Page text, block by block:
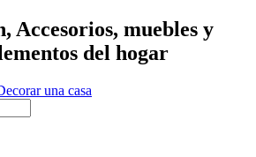
Accesorios, muebles y
del hogar